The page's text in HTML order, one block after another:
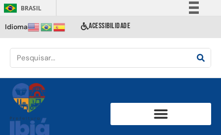
BRASIL
Comunica BR
Acesso à informação
Idioma ACESSIBILIDADE